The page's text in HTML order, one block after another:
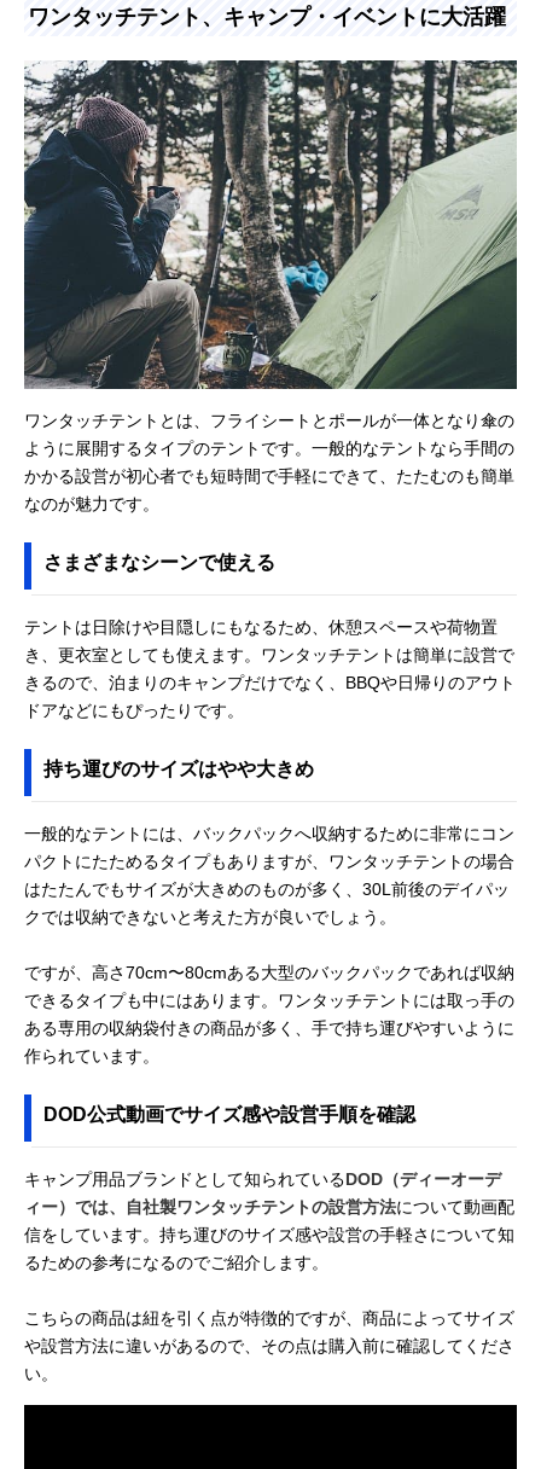
ワンタッチテント、キャンプ・イベントに大活躍
ワンタッチテントとは、フライシートとポールが一体となり傘の
ように展開するタイプのテントです。一般的なテントなら手間の
かかる設営が初心者でも短時間で手軽にできて、たたむのも簡単
なのが魅力です。
さまざまなシーンで使える
テントは日除けや目隠しにもなるため、休憩スペースや荷物置
き、更衣室としても使えます。ワンタッチテントは簡単に設営で
きるので、泊まりのキャンプだけでなく、BBQや日帰りのアウト
ドアなどにもぴったりです。
持ち運びのサイズはやや大きめ
一般的なテントには、バックパックへ収納するために非常にコン
パクトにたためるタイプもありますが、ワンタッチテントの場合
はたたんでもサイズが大きめのものが多く、30L前後のデイパッ
クでは収納できないと考えた方が良いでしょう。
ですが、高さ70cm〜80cmある大型のバックパックであれば収納
できるタイプも中にはあります。ワンタッチテントには取っ手の
ある専用の収納袋付きの商品が多く、手で持ち運びやすいように
作られています。
DOD公式動画でサイズ感や設営手順を確認
キャンプ用品ブランドとして知られているDOD（ディーオーデ
ィー）では、自社製ワンタッチテントの設営方法について動画配
信をしています。持ち運びのサイズ感や設営の手軽さについて知
るための参考になるのでご紹介します。
こちらの商品は紐を引く点が特徴的ですが、商品によってサイズ
や設営方法に違いがあるので、その点は購入前に確認してくださ
い。